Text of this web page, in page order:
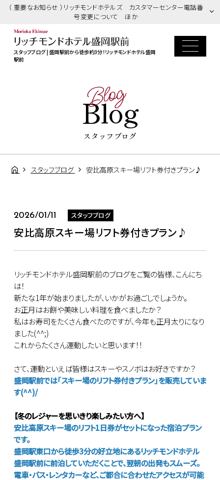
（ 重要なお知らせ ）リッチモンドホテルズ カスタマーセンター電話番
号変更について ほか
スタッフブログ | 盛岡駅前から徒歩約3分！リッチモンドホテル盛岡
駅前
Blog
Blog
スタッフブログ
スタッフブログ 安比高原スキー場リフト券付きプラン♪
2026/01/11 スタッフブログ
安比高原スキー場リフト券付きプラン♪
リッチモンドホテル盛岡駅前のブログをご覧の皆様、こんにち
は！
新たな1年が始まりましたが、いかがお過ごしでしょうか。
お正月はお餅や美味しい料理を食べましたか？
私はお寿司をたくさん食べたのですが、今年も正月太りになり
ました(^^;)
これからたくさん運動したいと思います！！
さて、運動といえば皆様はスキーやスノボはお好きですか？
盛岡駅前では｢スキー場のリフト券付きプラン｣を販売していま
す(^^)/
【冬のレジャーを思いきり楽しみたい方へ】
安比高原スキー場のリフト1日券がセットになった宿泊プラン
です。
盛岡駅東口から徒歩3分の好立地にあるリッチモンドホテル
盛岡駅前に前泊していただくことで、翌朝の出発もスムーズ。
電車・バス・レンタカーなど、ご都合に合わせたアクセスが可能